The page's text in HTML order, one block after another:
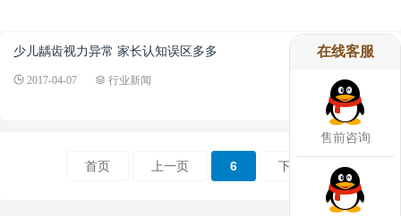
少儿龋齿视力异常 家长认知误区多多
2017-04-07 行业新闻
首页 上一页 6 下一页
在线客服
售前咨询